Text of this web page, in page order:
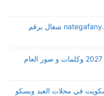
رابط نتيجة الدبلومات الفنية 2026 nategafany.emis شغال برقم
رسائل تهنئة رأس السنة الهجرية 1448- 2027 وكلمات و صور العام
2026 وعلب البسكويت في محلات العبد وبسكو